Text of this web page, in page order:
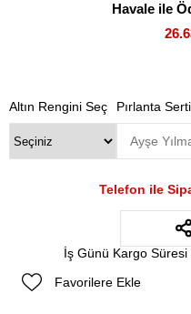
Havale ile
Altın Rengini Seç Pırlanta
Telefon ile
İş Günü Kargo Süresi
Favorilere Ekle